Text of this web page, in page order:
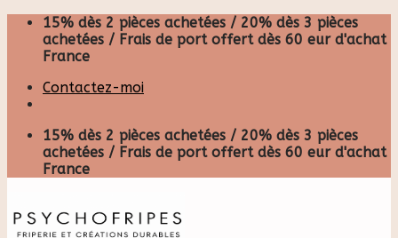
Skip
content
15% dès 2 pièces achetées / 20% dès 3 pièces
achetées / Frais de port offert dès 60 eur d'achat
France
Contactez-moi
15% dès 2 pièces achetées / 20% dès 3 pièces
achetées / Frais de port offert dès 60 eur d'achat
France